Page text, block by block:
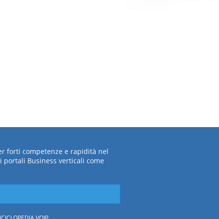
forti competenze e rapidità nel
Business verticali come